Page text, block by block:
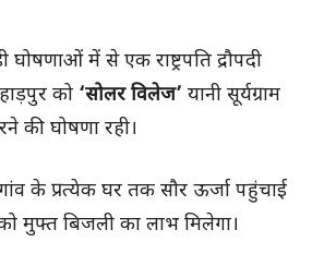
में से एक राष्ट्रपति द्रौपदी
को ‘सोलर विलेज’ यानी सूर्यग्राम
की घोषणा रही।
गांव के प्रत्येक घर तक सौर ऊर्जा पहुंचाई
मुफ्त बिजली का लाभ मिलेगा।